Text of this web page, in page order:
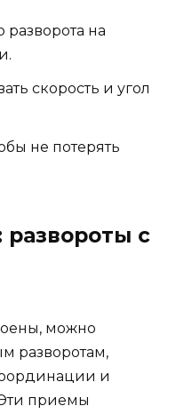
на
скорость и угол
не потерять
с
можно
разворотам,
и
приемы